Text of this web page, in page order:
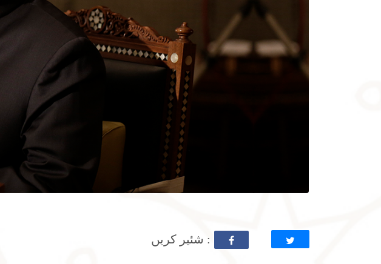
: شئیر کریں